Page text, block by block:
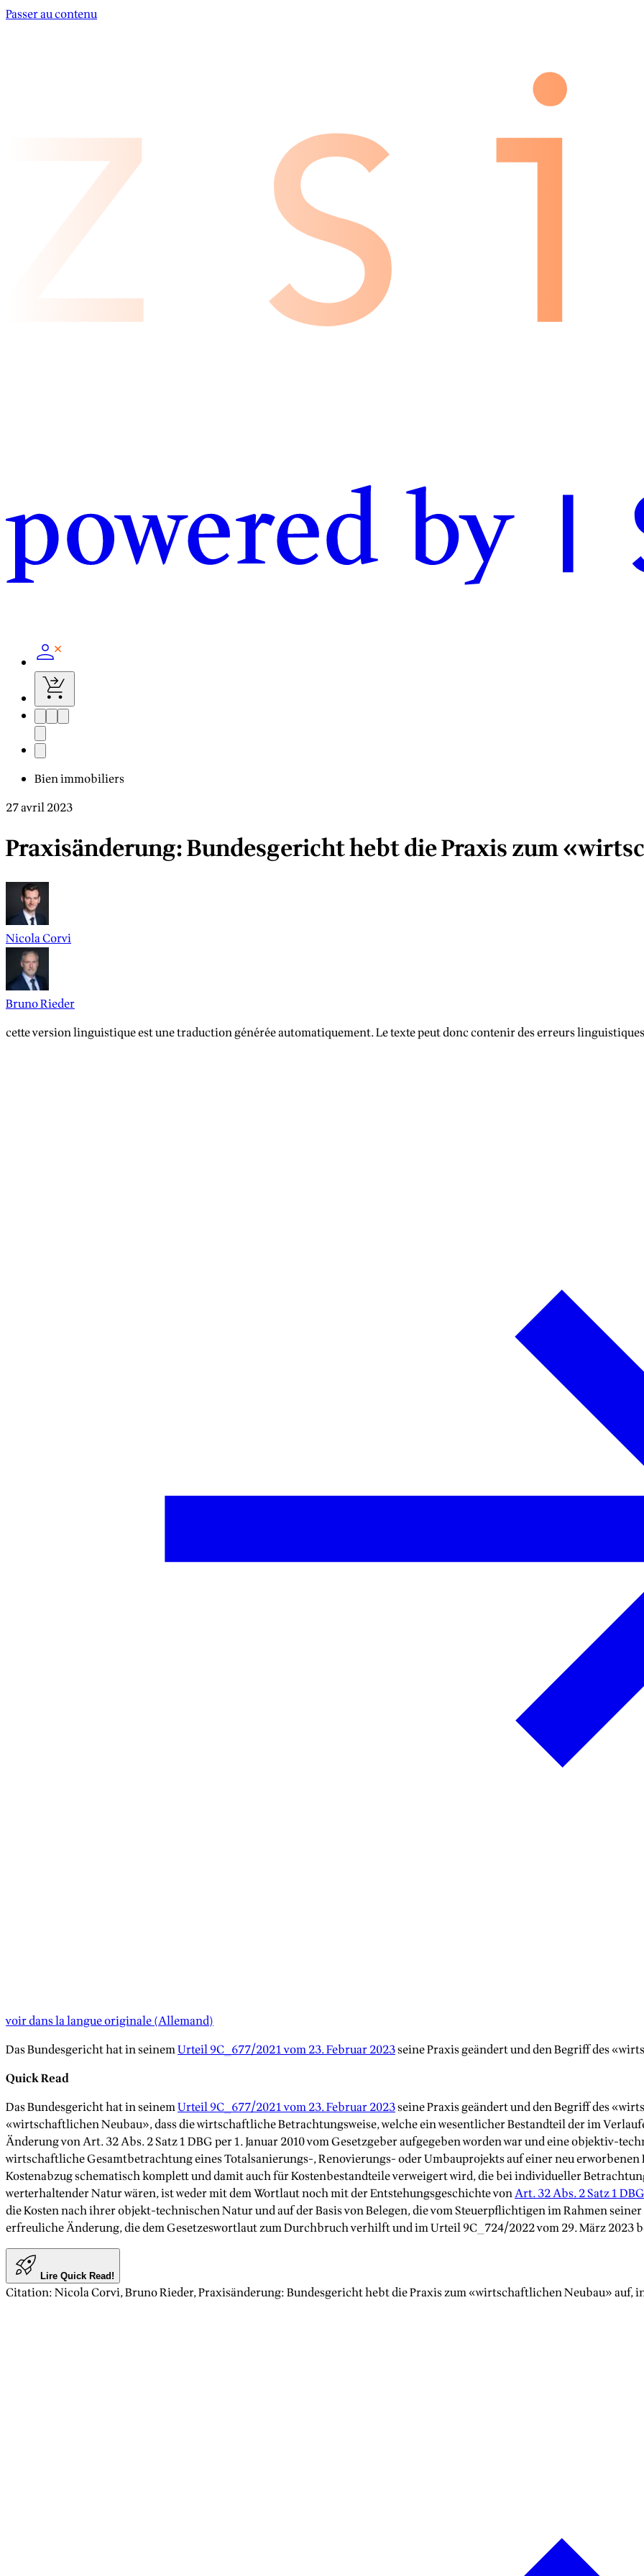
Passer au contenu
Bien immobiliers
27 avril 2023
Praxisänderung: Bundesgericht hebt die Praxis zum
Nicola Corvi
Bruno Rieder
cette version linguistique est une traduction générée automatiquement. Le texte peut donc contenir des erreurs
voir dans la langue originale(Allemand)
Das Bundesgericht hat in seinemUrteil 9C_677/2021 vom 23. Februar 2023seine Praxis geändert und den Begriff des
Quick Read
Das Bundesgericht hat in seinemUrteil 9C_677/2021 vom 23. Februar 2023seine Praxis geändert und den Begriff des
«wirtschaftlichen Neubau», dass die wirtschaftliche Betrachtungsweise, welche ein wesentlicher Bestandteil der im
Änderung von Art. 32 Abs. 2 Satz 1 DBG per 1. Januar 2010 vom Gesetzgeber aufgegeben worden war und eine objektiv-
wirtschaftliche Gesamtbetrachtung eines Totalsanierungs-, Renovierungs- oder Umbauprojekts auf einer neu
Kostenabzug schematisch komplett und damit auch für Kostenbestandteile verweigert wird, die bei individueller
werterhaltender Natur wären, ist weder mit dem Wortlaut noch mit der Entstehungsgeschichte vonArt. 32 Abs. 2 Satz 1 DBG
die Kosten nach ihrer objekt-technischen Natur und auf der Basis von Belegen, die vom Steuerpflichtigen im Rahmen
erfreuliche Änderung, die dem Gesetzeswortlaut zum Durchbruch verhilft und im Urteil 9C_724/2022 vom 29. März 2023
Lire Quick Read!
Citation:Nicola Corvi, Bruno Rieder,Praxisänderung: Bundesgericht hebt die Praxis zum «wirtschaftlichen Neubau» auf,